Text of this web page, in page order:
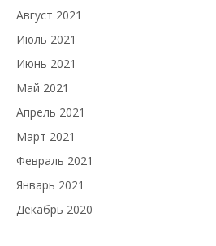
Август 2021
Июль 2021
Июнь 2021
Май 2021
Апрель 2021
Март 2021
Февраль 2021
Январь 2021
Декабрь 2020